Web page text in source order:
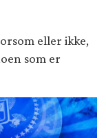
eller ikke,
som er